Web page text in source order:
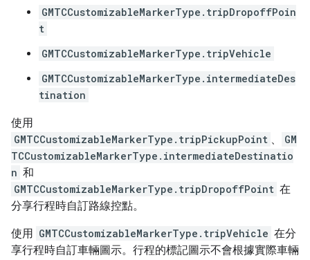
GMTCCustomizableMarkerType.tripDropoffPoin
t
GMTCCustomizableMarkerType.tripVehicle
GMTCCustomizableMarkerType.intermediateDes
tination
使用
GMTCCustomizableMarkerType.tripPickupPoint 、
GM
TCCustomizableMarkerType.intermediateDestinatio
n 和
GMTCCustomizableMarkerType.tripDropoffPoint 在
分享行程時自訂路線控點。
使用 GMTCCustomizableMarkerType.tripVehicle 在分
享行程時自訂車輛圖示。行程的標記圖示不會根據實際車輛